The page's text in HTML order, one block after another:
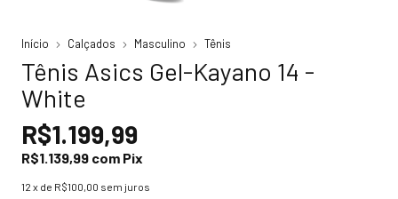
Início Calçados Masculino Tênis
Tênis Asics Gel-Kayano 14 -
White
R$1.199,99
R$1.139,99 com Pix
12 x de R$100,00 sem juros